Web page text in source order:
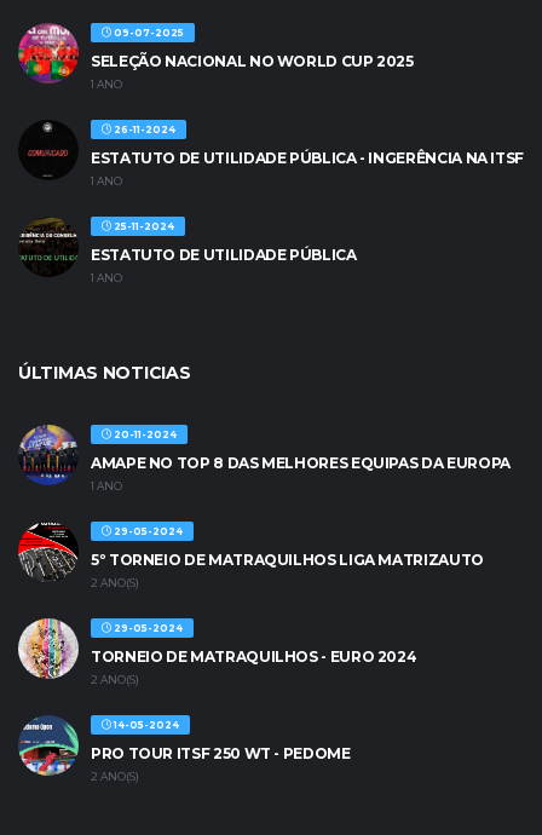
09-07-2025
SELEÇÃO NACIONAL NO WORLD CUP 2025
1 ANO
26-11-2024
ESTATUTO DE UTILIDADE PÚBLICA - INGERÊNCIA NA ITSF
1 ANO
25-11-2024
ESTATUTO DE UTILIDADE PÚBLICA
1 ANO
ÚLTIMAS NOTICIAS
20-11-2024
AMAPE NO TOP 8 DAS MELHORES EQUIPAS DA EUROPA
1 ANO
29-05-2024
5º TORNEIO DE MATRAQUILHOS LIGA MATRIZAUTO
2 ANO(S)
29-05-2024
TORNEIO DE MATRAQUILHOS - EURO 2024
2 ANO(S)
14-05-2024
PRO TOUR ITSF 250 WT - PEDOME
2 ANO(S)